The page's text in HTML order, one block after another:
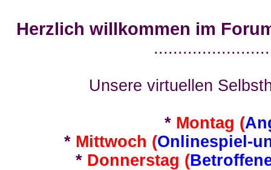
Herzlich willkommen im
Unsere virtuellen
* Montag (
* Mittwoch (Onlinespiel-
* Donnerstag (